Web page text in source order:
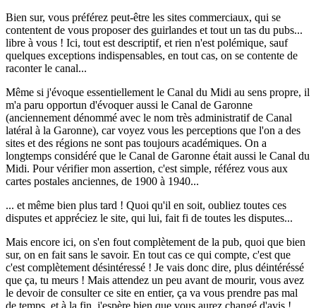
Bien sur, vous préférez peut-être les sites commerciaux, qui se
contentent de vous proposer des guirlandes et tout un tas du pubs...
libre à vous ! Ici, tout est descriptif, et rien n'est polémique, sauf
quelques exceptions indispensables, en tout cas, on se contente de
raconter le canal...
Même si j'évoque essentiellement le Canal du Midi au sens propre, il
m'a paru opportun d'évoquer aussi le Canal de Garonne
(anciennement dénommé avec le nom très administratif de Canal
latéral à la Garonne), car voyez vous les perceptions que l'on a des
sites et des régions ne sont pas toujours académiques. On a
longtemps considéré que le Canal de Garonne était aussi le Canal du
Midi. Pour vérifier mon assertion, c'est simple, référez vous aux
cartes postales anciennes, de 1900 à 1940...
... et même bien plus tard ! Quoi qu'il en soit, oubliez toutes ces
disputes et appréciez le site, qui lui, fait fi de toutes les disputes...
Mais encore ici, on s'en fout complètement de la pub, quoi que bien
sur, on en fait sans le savoir. En tout cas ce qui compte, c'est que
c'est complètement désintéressé ! Je vais donc dire, plus déintéréssé
que ça, tu meurs ! Mais attendez un peu avant de mourir, vous avez
le devoir de consulter ce site en entier, ça va vous prendre pas mal
de temps, et à la fin, j'espère bien que vous aurez changé d'avis !